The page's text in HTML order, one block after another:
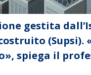
gestita
(Supsi).
spiega il